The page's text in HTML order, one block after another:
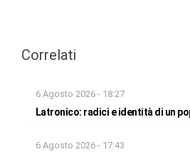
Correlati
6 Agosto 2026 - 18:27
Latronico: radici e identità di un
6 Agosto 2026 - 17:43